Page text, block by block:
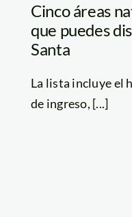
Cinco áreas
que puedes
Santa
La lista incluye el
de ingreso, [...]